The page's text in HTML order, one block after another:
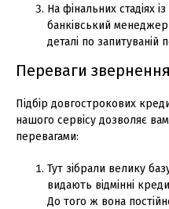
На фінальних стадіях
банківський
деталі по запитуваній
Переваги
Підбір довгострокових
нашого сервісу дозволяє
перевагами:
Тут зібрали велику
видають відмінні
До того ж вона